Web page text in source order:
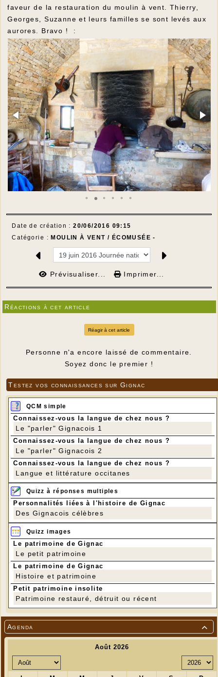

Agenda
faveur de la restauration du moulin à vent. Thierry,
Georges, Suzanne et leurs familles se sont levés aux
aurores. Bravo ! :
Date de création :20/06/2016 09:15
Catégorie : MOULIN À VENT / ÉCOMUSÉE -
Prévisualiser... Imprimer...
Réactions à cet article
Réagir à cet article
Personne n'a encore laissé de commentaire.
Soyez donc le premier !
Testez vos connaissances sur Gignac
QCM simple
Connaissez-vous la langue de chez nous ?
Le "parler" Gignacois 1
Connaissez-vous la langue de chez nous ?
Le "parler" Gignacois 2
Connaissez-vous la langue de chez nous ?
Langue et littérature occitanes
Quizz à réponses multiples
Personnalités liées à l'histoire de Gignac
Des Gignacois célèbres
Quizz images
Le patrimoine de Gignac
Le petit patrimoine
Le patrimoine de Gignac
Histoire et patrimoine
Petit patrimoine insolite
Patrimoine restauré, détruit ou récent